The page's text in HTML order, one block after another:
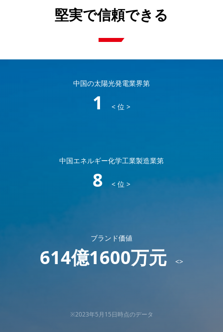
堅実で信頼できる
中国の太陽光発電業界第
1 < 位 >
中国エネルギー化学工業製造業第
8 < 位 >
ブランド価値
614億1600万元 <>
※2023年5月15日時点のデータ